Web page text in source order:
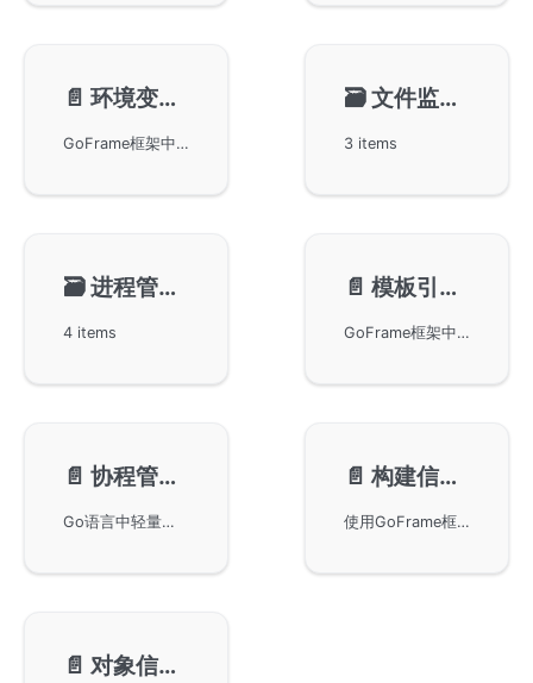
📄️ 环境变量-genv
GoFrame框架中的genv环境变量管理组件，包括如何批量设置环境变量，以及如何通过命令行选项获取环境变量。当某个环境变量不存在时，支持从命令行选项读取。此外，还涵盖了环境变量的添加、删除、及其命名转换规则等内容。
🗃️文件监控-gfsnotify
3 items
🗃️进程管理-gproc
4 items
📄️ 模板引擎-gview
GoFrame框架中的模板引擎组件gview，详细说明了gview模块的功能和使用方法。通过对核心组件模板引擎的讲解，帮助用户理解和应用gview模块实现复杂的模板引擎功能。
📄️ 协程管理-grpool
Go语言中轻量级的协程管理工具grpool，讨论其在高并发下的性能优势和资源复用。通过池化技术，对大量goroutine进行管理，以降低内存占用和优化全局调度，适用于异步任务和内存使用率要求高的场景。
📄️ 构建信息-gbuild
使用GoFrame框架中的gbuild模块获取程序构建信息。通过gf build命令构建程序后，您可以通过gbuild模块访问这些构建信息。本模块是GoFrame框架的一部分，支持Go语言的软件开发者快速检索和利用构建数据，提供了简单易用的接口文档。
📄️ 对象信息-gstructs